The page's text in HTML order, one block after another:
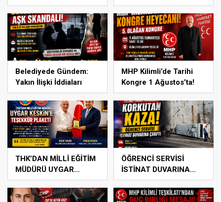
Anlamlı Ziyaret
Belediyede Gündem:
Yakın İlişki İddiaları
MHP Kilimli’de Tarihi
Kongre 1 Ağustos’ta!
THK’DAN MİLLİ EĞİTİM
MÜDÜRÜ UYGAR
KESKİN’E ANLAMLI
PLAKET
ÖĞRENCİ SERVİSİ
İSTİNAT DUVARINA
ÇARPTI